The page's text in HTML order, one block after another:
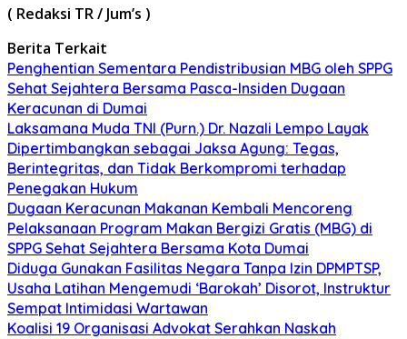
( Redaksi TR / Jum’s )
Berita Terkait
Penghentian Sementara Pendistribusian MBG oleh SPPG
Sehat Sejahtera Bersama Pasca-Insiden Dugaan
Keracunan di Dumai
Laksamana Muda TNI (Purn.) Dr. Nazali Lempo Layak
Dipertimbangkan sebagai Jaksa Agung: Tegas,
Berintegritas, dan Tidak Berkompromi terhadap
Penegakan Hukum
Dugaan Keracunan Makanan Kembali Mencoreng
Pelaksanaan Program Makan Bergizi Gratis (MBG) di
SPPG Sehat Sejahtera Bersama Kota Dumai
Diduga Gunakan Fasilitas Negara Tanpa Izin DPMPTSP,
Usaha Latihan Mengemudi ‘Barokah’ Disorot, Instruktur
Sempat Intimidasi Wartawan
Koalisi 19 Organisasi Advokat Serahkan Naskah